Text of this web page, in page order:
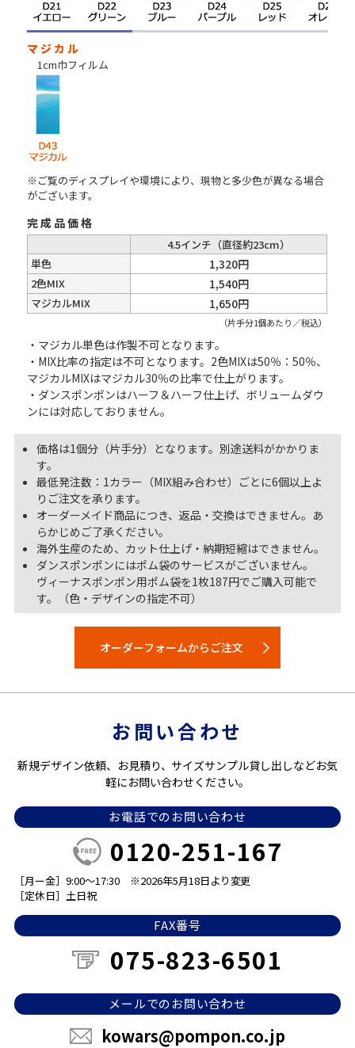
マジカル
1cm巾フィルム
※ご覧のディスプレイや環境により、現物と多少色が異なる場合
がございます。
完成品価格
（片手分1個あたり／税込）
4.5インチ（直径約23cm）
単色
1,320円
2色MIX 1,540円
マジカルMIX 1,650円
・マジカル単色は作製不可となります。
・MIX比率の指定は不可となります。2色MIXは50％：50％、
マジカルMIXはマジカル30％の比率で仕上がります。
・ダンスポンポンはハーフ＆ハーフ仕上げ、ボリュームダウ
ンには対応しておりません。
価格は1個分（片手分）となります。別途送料がかかりま
す。
最低発注数：1カラー（MIX組み合わせ）ごとに6個以上よ
りご注文を承ります。
オーダーメイド商品につき、返品・交換はできません。あ
らかじめご了承ください。
海外生産のため、カット仕上げ・納期短縮はできません。
ダンスポンポンにはポム袋のサービスがございません。
ヴィーナスポンポン用ポム袋を1枚187円でご購入可能で
す。（色・デザインの指定不可）
オーダーフォームからご注文
お問い合わせ
新規デザイン依頼、お見積り、サイズサンプル貸し出しなどお気
軽にお問い合わせください。
お電話でのお問い合わせ
0120-251-167
［月ー金］9:00～17:30
※2026年5月18日より変更
［定休日］土日祝
FAX番号
075-823-6501
メールでのお問い合わせ
kowars@pompon.co.jp